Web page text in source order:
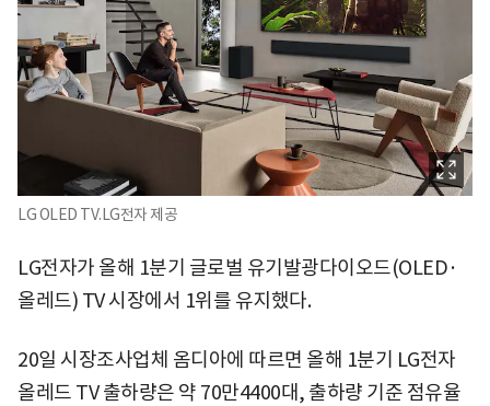
LG OLED TV.LG전자 제공
LG전자가 올해 1분기 글로벌 유기발광다이오드(OLED·
올레드) TV 시장에서 1위를 유지했다.
20일 시장조사업체 옴디아에 따르면 올해 1분기 LG전자
올레드 TV 출하량은 약 70만4400대, 출하량 기준 점유율